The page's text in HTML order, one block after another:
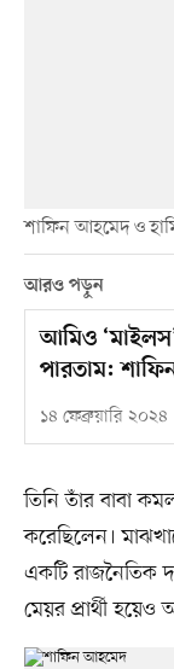
শাফিন আহমেদ ও
আরও পড়ুন
আমিও
পারতাম:
১৪ ফেব্রুয়ারি ২০২৪
তিনি তাঁর বাবা
করেছিলেন।
একটি রাজনৈতিক
মেয়র প্রার্থী